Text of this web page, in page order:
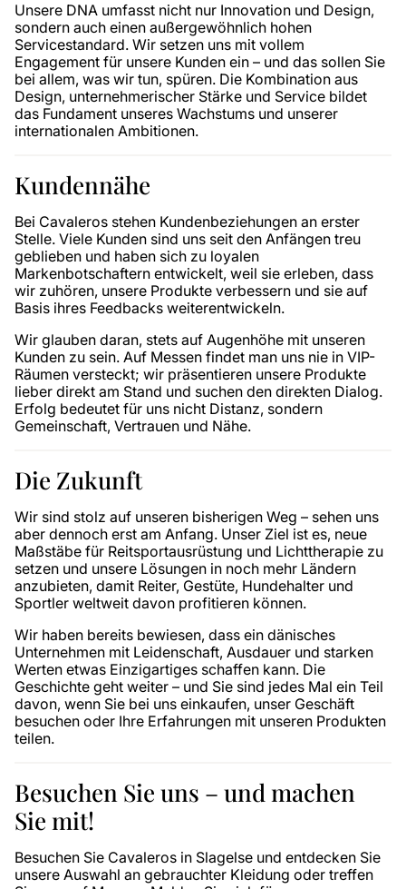
Unsere DNA umfasst nicht nur Innovation und Design,
sondern auch einen außergewöhnlich hohen
Servicestandard. Wir setzen uns mit vollem
Engagement für unsere Kunden ein – und das sollen Sie
bei allem, was wir tun, spüren. Die Kombination aus
Design, unternehmerischer Stärke und Service bildet
das Fundament unseres Wachstums und unserer
internationalen Ambitionen.
Kundennähe
Bei Cavaleros stehen Kundenbeziehungen an erster
Stelle. Viele Kunden sind uns seit den Anfängen treu
geblieben und haben sich zu loyalen
Markenbotschaftern entwickelt, weil sie erleben, dass
wir zuhören, unsere Produkte verbessern und sie auf
Basis ihres Feedbacks weiterentwickeln.
Wir glauben daran, stets auf Augenhöhe mit unseren
Kunden zu sein. Auf Messen findet man uns nie in VIP-
Räumen versteckt; wir präsentieren unsere Produkte
lieber direkt am Stand und suchen den direkten Dialog.
Erfolg bedeutet für uns nicht Distanz, sondern
Gemeinschaft, Vertrauen und Nähe.
Die Zukunft
Wir sind stolz auf unseren bisherigen Weg – sehen uns
aber dennoch erst am Anfang. Unser Ziel ist es, neue
Maßstäbe für Reitsportausrüstung und Lichttherapie zu
setzen und unsere Lösungen in noch mehr Ländern
anzubieten, damit Reiter, Gestüte, Hundehalter und
Sportler weltweit davon profitieren können.
Wir haben bereits bewiesen, dass ein dänisches
Unternehmen mit Leidenschaft, Ausdauer und starken
Werten etwas Einzigartiges schaffen kann. Die
Geschichte geht weiter – und Sie sind jedes Mal ein Teil
davon, wenn Sie bei uns einkaufen, unser Geschäft
besuchen oder Ihre Erfahrungen mit unseren Produkten
teilen.
Besuchen Sie uns – und machen
Sie mit!
Besuchen Sie Cavaleros in Slagelse und entdecken Sie
unsere Auswahl an gebrauchter Kleidung oder treffen